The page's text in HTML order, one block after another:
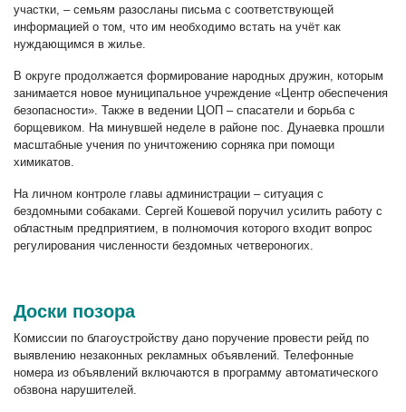
участки, – семьям разосланы письма с соответствующей
информацией о том, что им необходимо встать на учёт как
нуждающимся в жилье.
В округе продолжается формирование народных дружин, которым
занимается новое муниципальное учреждение «Центр обеспечения
безопасности». Также в ведении ЦОП – спасатели и борьба с
борщевиком. На минувшей неделе в районе пос. Дунаевка прошли
масштабные учения по уничтожению сорняка при помощи
химикатов.
На личном контроле главы администрации – ситуация с
бездомными собаками. Сергей Кошевой поручил усилить работу с
областным предприятием, в полномочия которого входит вопрос
регулирования численности бездомных четвероногих.
Доски позора
Комиссии по благоустройству дано поручение провести рейд по
выявлению незаконных рекламных объявлений. Телефонные
номера из объявлений включаются в программу автоматического
обзвона нарушителей.